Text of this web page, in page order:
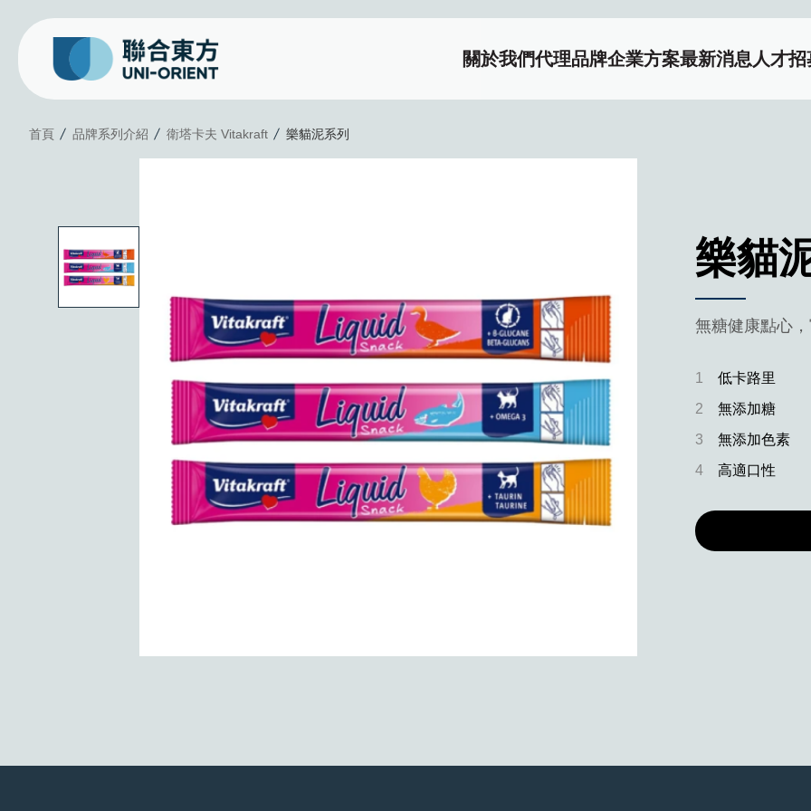
樂貓泥系列
關於我們代理品牌企業方案最新消息 人才招
首頁 品牌系列介紹 衛塔卡夫 Vitakraft 樂貓泥系列
樂貓
無糖健康點心
1
低卡路里
2
無添加糖
3
無添加色素
4
高適口性